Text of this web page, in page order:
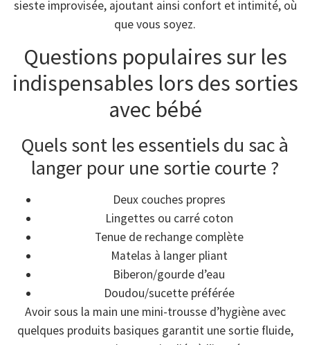
sieste improvisée, ajoutant ainsi confort et intimité, où
que vous soyez.
Questions populaires sur les
indispensables lors des sorties
avec bébé
Quels sont les essentiels du sac à
langer pour une sortie courte ?
Deux couches propres
Lingettes ou carré coton
Tenue de rechange complète
Matelas à langer pliant
Biberon/gourde d’eau
Doudou/sucette préférée
Avoir sous la main une mini-trousse d’hygiène avec
quelques produits basiques garantit une sortie fluide,